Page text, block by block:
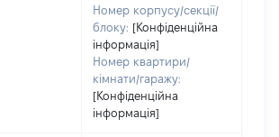
Номер корпусу/секції/
блоку: [Конфіденційна
інформація]
Номер квартири/
кімнати/гаражу:
[Конфіденційна
інформація]